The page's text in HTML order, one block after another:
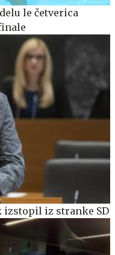
le četverica
izstopil iz stranke SD